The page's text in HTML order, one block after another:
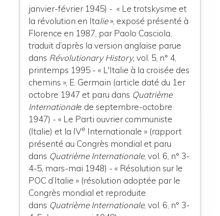
janvier-février 1945) - « Le trotskysme et
la révolution en Italie», exposé présenté à
Florence en 1987, par Paolo Casciola,
traduit d’après la version anglaise parue
dans Révolutionary History, vol. 5, n° 4,
printemps 1995 - « L'Italie à la croisée des
chemins », E. Germain (article daté du 1er
octobre 1947 et paru dans Quatrième
Internationale de septembre-octobre
1947) - « Le Parti ouvrier communiste
(Italie) et la IVe Internationale » (rapport
présenté au Congrès mondial et paru
dans Quatrième Internationale, vol. 6, n° 3-
4-5, mars-mai 1948) - « Résolution sur le
POC d’Italie » (résolution adoptée par le
Congrès mondial et reproduite
dans Quatrième Internationale, vol. 6, n° 3-